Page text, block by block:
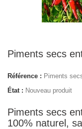
Piments secs
Référence : Piments
État : Nouveau produit
Piments secs
100% naturel,